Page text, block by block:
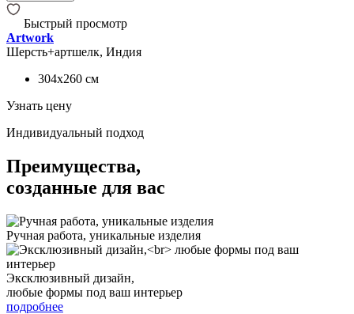
Быстрый просмотр
Artwork
Шерсть+артшелк, Индия
304x260 см
Узнать цену
Индивидуальный подход
Преимущества,
созданные для вас
Ручная работа, уникальные изделия
Эксклюзивный дизайн,
любые формы под ваш интерьер
подробнее